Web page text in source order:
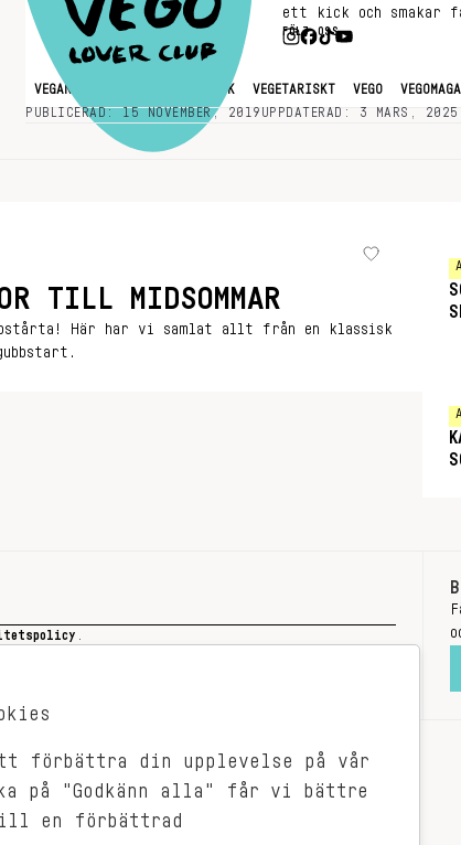
ett kick och smakar
FÖLJ OSS
VEGAN VEGETARISK VEGETARISKT VEGO
PUBLICERAD: 15 NOVEMBER, 2019 UPPDATERAD: 3 MARS, 2025
TILL MIDSOMMAR
Här har vi samlat allt från en klassisk
RECEPT
VEGONYTT
OM OSS
förbättra din upplevelse på vår
på "Godkänn alla" får vi bättre
en förbättrad